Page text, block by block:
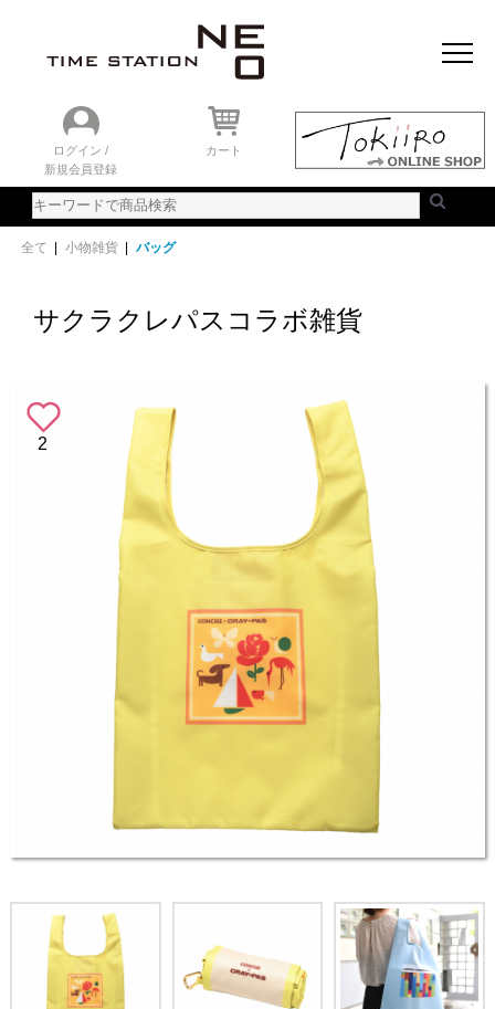
ログイン /
新規会員登録
カート
全て | 小物雑貨 | バッグ
サクラクレパスコラボ雑貨
2
おすすめアイテム
ニュース＆トピック
時計を探す
ランキング
ご利用ガイド